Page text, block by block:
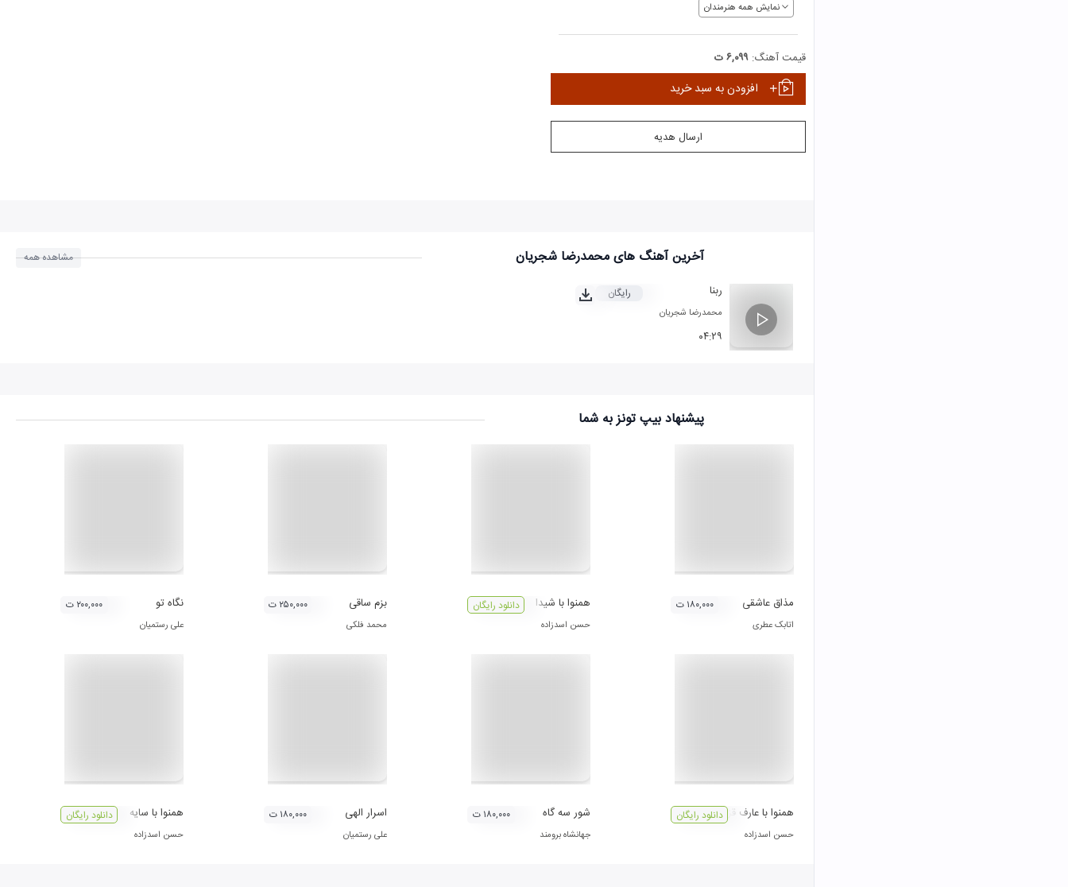
نمایش همه هنرمندان
قیمت آهنگ: ۶,۰۹۹ ت
افزودن به سبد خرید
ارسال هدیه
آخرین آهنگ های محمدرضا شجریان مشاهده همه
ربنا
محمدرضا شجریان
۰۴:۲۹
رایگان
پیشنهاد بیپ تونز به شما
مذاق عاشقی
اتابک عطری
۱۸۰,۰۰۰ ت همنوا با شيدا
حسن اسدزاده
دانلود رایگان بزم ساقی
محمد فلکی
۲۵۰,۰۰۰ ت نگاه تو
علی رستمیان
۲۰۰,۰۰۰ ت
همنوا با عارف قزوينی
حسن اسدزاده
دانلود رایگان شور سه گاه
جهانشاه برومند
۱۸۰,۰۰۰ ت اسرار الهی
علی رستمیان
۱۸۰,۰۰۰ ت همنوا با سایه
حسن اسدزاده
دانلود رایگان